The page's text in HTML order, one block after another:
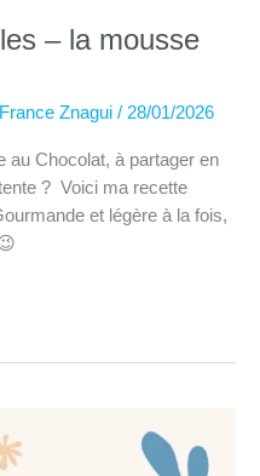
– la mousse
Znagui / 28/01/2026
Chocolat, à partager en
? Voici ma recette
et légère à la fois,